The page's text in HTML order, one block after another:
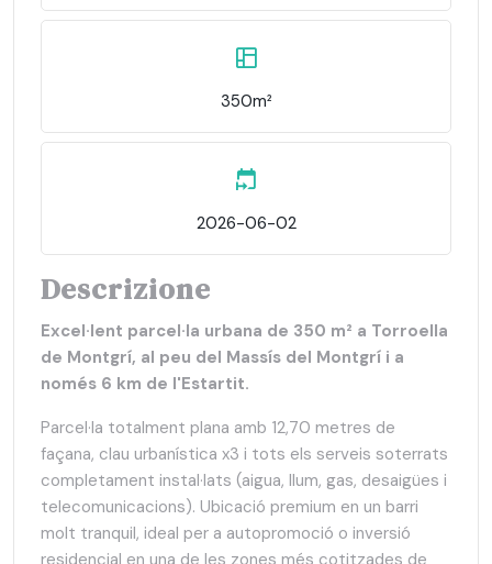
350m²
2026-06-02
Descrizione
Excel·lent parcel·la urbana de 350 m² a Torroella
de Montgrí, al peu del Massís del Montgrí i a
només 6 km de l'Estartit.
Parcel·la totalment plana amb 12,70 metres de
façana, clau urbanística x3 i tots els serveis soterrats
completament instal·lats (aigua, llum, gas, desaigües i
telecomunicacions). Ubicació premium en un barri
molt tranquil, ideal per a autopromoció o inversió
residencial en una de les zones més cotitzades de